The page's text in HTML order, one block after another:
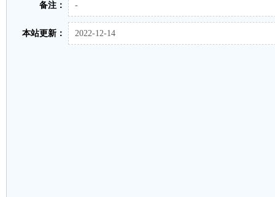
备注： -
本站更新： 2022-12-14